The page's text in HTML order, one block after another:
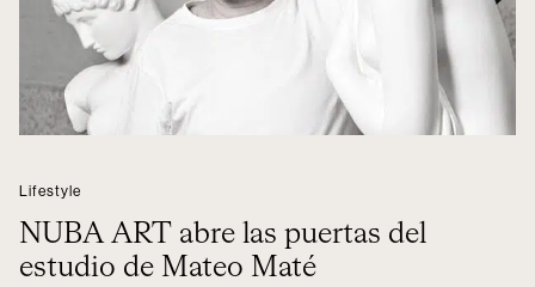
Lifestyle
NUBA ART abre las puertas del
estudio de Mateo Maté